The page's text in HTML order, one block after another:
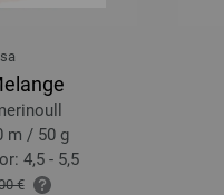
m / 50 g
4,5 - 5,5
€